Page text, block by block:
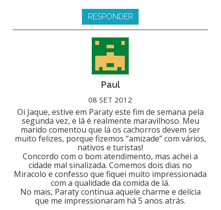
RESPONDER
Paul
08 SET 2012
Oi Jaque, estive em Paraty este fim de semana pela
segunda vez, e lá é realmente maravilhoso. Meu
marido comentou que lá os cachorros devem ser
muito felizes, porque fizemos “amizade” com vários,
nativos e turistas!
Concordo com o bom atendimento, mas achei a
cidade mal sinalizada. Comemos dois dias no
Miracolo e confesso que fiquei muito impressionada
com a qualidade da comida de lá.
No mais, Paraty continua aquele charme e delícia
que me impressionaram há 5 anos atrás.